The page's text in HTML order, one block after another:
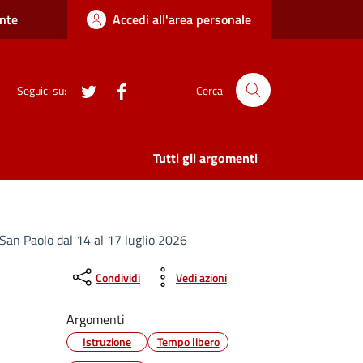
Accedi all'area personale
Seguici su: twitter Cerca
Tutti gli argomenti
Paolo dal 14 al 17 luglio 2026
Condividi Vedi azioni
Argomenti
Istruzione
Tempo libero